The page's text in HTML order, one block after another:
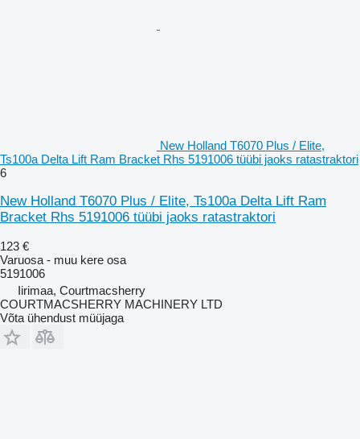
New Holland T6070 Plus / Elite,
Ts100a Delta Lift Ram Bracket Rhs 5191006 tüübi jaoks ratastraktori
6
New Holland T6070 Plus / Elite, Ts100a Delta Lift Ram
Bracket Rhs 5191006 tüübi jaoks ratastraktori
123 €
Varuosa - muu kere osa
5191006
Iirimaa, Courtmacsherry
COURTMACSHERRY MACHINERY LTD
Võta ühendust müüjaga